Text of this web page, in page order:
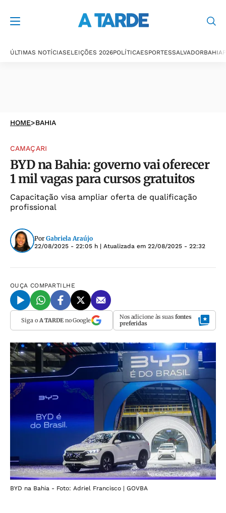
ÚLTIMAS NOTÍCIASELEIÇÕES 2026POLÍTICAESPORTESSALVADORBAHIA
HOME>BAHIA
CAMAÇARI
BYD na Bahia: governo vai oferecer
1 mil vagas para cursos gratuitos
Capacitação visa ampliar oferta de qualificação
profissional
Por Gabriela Araújo
22/08/2025 - 22:05 h | Atualizada em 22/08/2025 - 22:32
OUÇA COMPARTILHE
Siga o A TARDEno Google Nos adicione às suas fontes
preferidas
BYD na Bahia - Foto: Adriel Francisco | GOVBA